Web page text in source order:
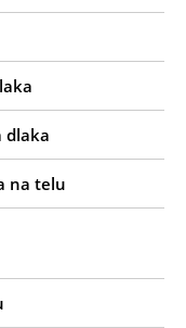
dlaka
na telu